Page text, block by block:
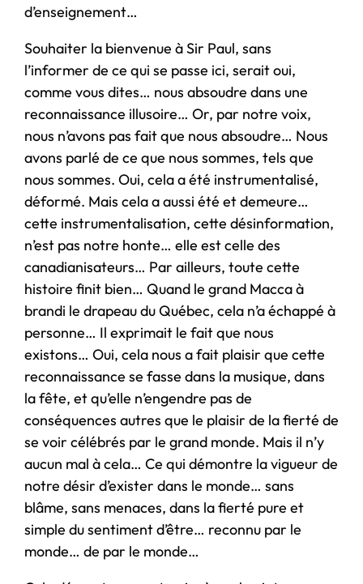
d’enseignement…
Souhaiter la bienvenue à Sir Paul, sans
l’informer de ce qui se passe ici, serait oui,
comme vous dites… nous absoudre dans une
reconnaissance illusoire… Or, par notre voix,
nous n’avons pas fait que nous absoudre… Nous
avons parlé de ce que nous sommes, tels que
nous sommes. Oui, cela a été instrumentalisé,
déformé. Mais cela a aussi été et demeure…
cette instrumentalisation, cette désinformation,
n’est pas notre honte… elle est celle des
canadianisateurs… Par ailleurs, toute cette
histoire finit bien… Quand le grand Macca à
brandi le drapeau du Québec, cela n’a échappé à
personne… Il exprimait le fait que nous
existons… Oui, cela nous a fait plaisir que cette
reconnaissance se fasse dans la musique, dans
la fête, et qu’elle n’engendre pas de
conséquences autres que le plaisir de la fierté de
se voir célébrés par le grand monde. Mais il n’y
aucun mal à cela… Ce qui démontre la vigueur de
notre désir d’exister dans le monde… sans
blâme, sans menaces, dans la fierté pure et
simple du sentiment d’être… reconnu par le
monde… de par le monde…